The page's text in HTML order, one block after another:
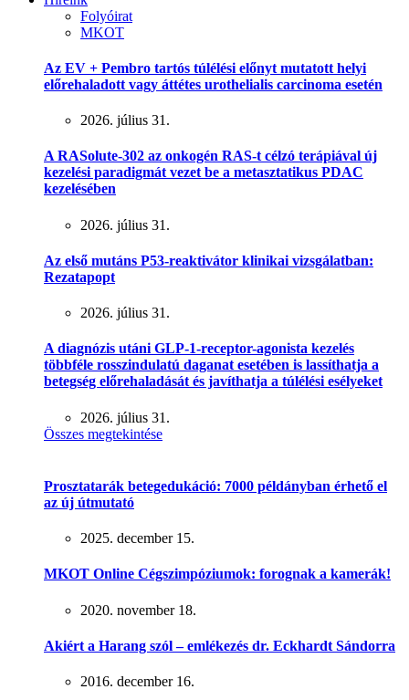
Folyóirat
MKOT
Az EV + Pembro tartós túlélési előnyt mutatott helyi
előrehaladott vagy áttétes urothelialis carcinoma esetén
2026. július 31.
A RASolute-302 az onkogén RAS-t célzó terápiával új
kezelési paradigmát vezet be a metasztatikus PDAC
kezelésében
2026. július 31.
Az első mutáns P53-reaktivátor klinikai vizsgálatban:
Rezatapopt
2026. július 31.
A diagnózis utáni GLP-1-receptor-agonista kezelés
többféle rosszindulatú daganat esetében is lassíthatja a
betegség előrehaladását és javíthatja a túlélési esélyeket
2026. július 31.
Összes megtekintése
Prosztatarák betegedukáció: 7000 példányban érhető el
az új útmutató
2025. december 15.
MKOT Online Cégszimpóziumok: forognak a kamerák!
2020. november 18.
Akiért a Harang szól – emlékezés dr. Eckhardt Sándorra
2016. december 16.